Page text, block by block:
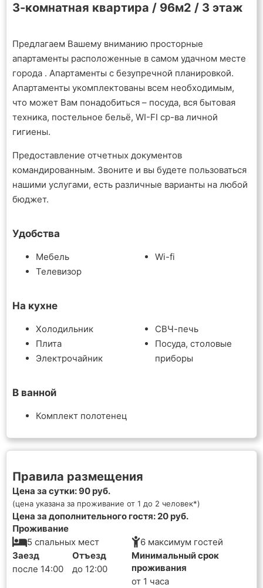
3-комнатная квартира / 96м2 / 3 этаж
Предлагаем Вашему вниманию просторные
апартаменты расположенные в самом удачном месте
города . Апартаменты с безупречной планировкой.
Апартаменты укомплектованы всем необходимым,
что может Вам понадобиться – посуда, вся бытовая
техника, постельное бельё, WI-FI ср-ва личной
гигиены.
Предоставление отчетных документов
командированным. Звоните и вы будете пользоваться
нашими услугами, есть различные варианты на любой
бюджет.
Удобства
Мебель
Телевизор
Wi-fi
На кухне
Холодильник
Плита
Электрочайник
СВЧ-печь
Посуда, столовые
приборы
В ванной
Комплект полотенец
Правила размещения
Цена за сутки: 90 руб.
(цена указана за проживание от 1 до 2 человек*)
Цена за дополнительного гостя: 20 руб.
Проживание
5 спальных мест
6 максимум гостей
Заезд
после 14:00
Отъезд
до 12:00
Минимальный срок
проживания
от 1 часа